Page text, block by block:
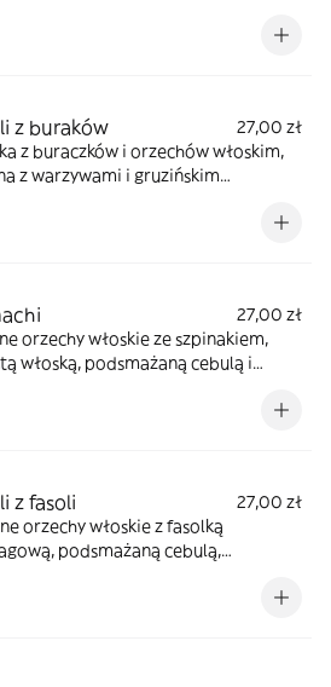
z buraków
27,00 zł
z buraczków i orzechów włoskim,
z warzywami i gruzińskim
27,00 zł
orzechy włoskie ze szpinakiem,
włoską, podsmażaną cebulą i
z fasoli
27,00 zł
orzechy włoskie z fasolką
podsmażaną cebulą,